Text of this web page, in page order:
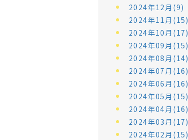
2024年12月(9)
2024年11月(15)
2024年10月(17)
2024年09月(15)
2024年08月(14)
2024年07月(16)
2024年06月(16)
2024年05月(15)
2024年04月(16)
2024年03月(17)
2024年02月(15)